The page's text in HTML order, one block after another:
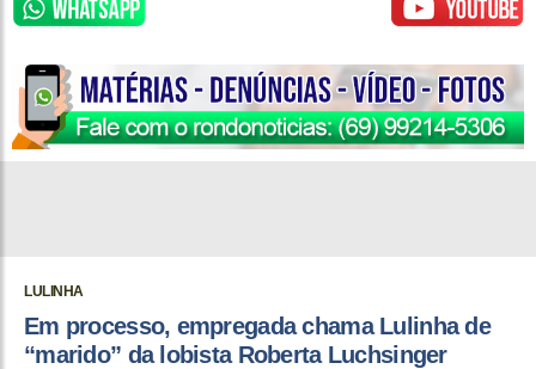
LULINHA
Em processo, empregada chama Lulinha de
“marido” da lobista Roberta Luchsinger